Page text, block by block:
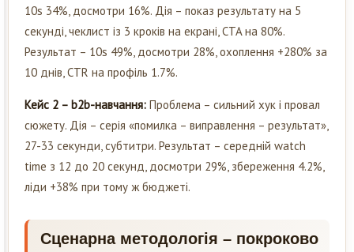
10s 34%, досмотри 16%. Дія – показ результату на 5
секунді, чеклист із 3 кроків на екрані, CTA на 80%.
Результат – 10s 49%, досмотри 28%, охоплення +280% за
10 днів, CTR на профіль 1.7%.
Кейс 2 – b2b-навчання: Проблема – сильний хук і провал
сюжету. Дія – серія «помилка – виправлення – результат»,
27-33 секунди, субтитри. Результат – середній watch
time з 12 до 20 секунд, досмотри 29%, збереження 4.2%,
ліди +38% при тому ж бюджеті.
Сценарна методологія – покроково